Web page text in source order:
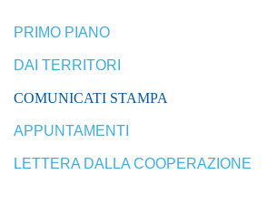
PRIMO PIANO
DAI TERRITORI
COMUNICATI STAMPA
APPUNTAMENTI
LETTERA DALLA COOPERAZIONE